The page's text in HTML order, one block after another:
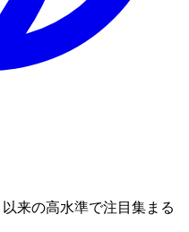
来の高水準で注目集まる